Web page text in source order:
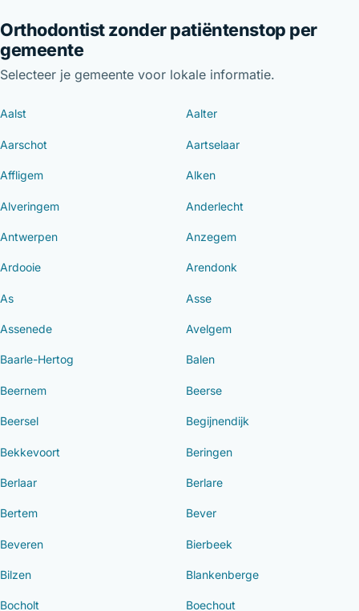
Orthodontist zonder patiëntenstop per
gemeente
Selecteer je gemeente voor lokale informatie.
Aalst Aalter
Aarschot Aartselaar
Affligem Alken
Alveringem Anderlecht
Antwerpen Anzegem
Ardooie Arendonk
As Asse
Assenede Avelgem
Baarle-Hertog Balen
Beernem Beerse
Beersel Begijnendijk
Bekkevoort Beringen
Berlaar Berlare
Bertem Bever
Beveren Bierbeek
Bilzen Blankenberge
Bocholt Boechout